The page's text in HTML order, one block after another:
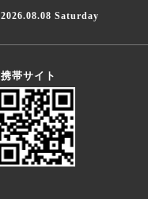
2026.08.08 Saturday
携帯サイト